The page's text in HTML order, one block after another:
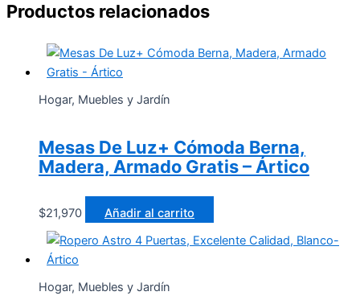
Productos relacionados
Hogar, Muebles y Jardín
Mesas De Luz+ Cómoda Berna,
Madera, Armado Gratis – Ártico
$21,970 Añadir al carrito
Hogar, Muebles y Jardín